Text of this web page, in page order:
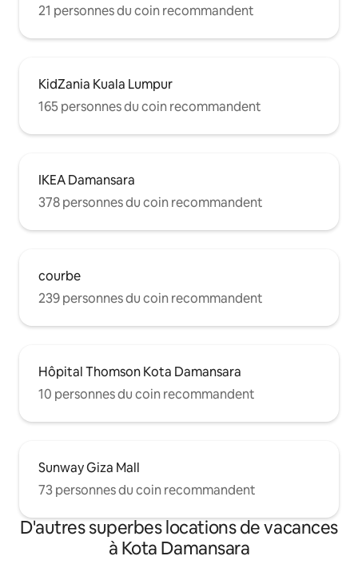
21 personnes du coin recommandent
KidZania Kuala Lumpur
165 personnes du coin recommandent
IKEA Damansara
378 personnes du coin recommandent
courbe
239 personnes du coin recommandent
Hôpital Thomson Kota Damansara
10 personnes du coin recommandent
Sunway Giza Mall
73 personnes du coin recommandent
D'autres superbes locations de vacances
à Kota Damansara